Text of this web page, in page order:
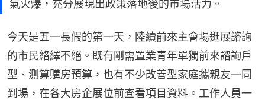
氣火爆，充分展現出政策落地後的市場活力。
今天是五一長假的第一天，陸續前來主會場逛展諮詢
的市民絡繹不絕。既有剛需置業青年單獨前來諮詢戶
型、測算購房預算，也有不少改善型家庭攜親友一同
到場，在各大房企展位前查看項目資料。工作人員一